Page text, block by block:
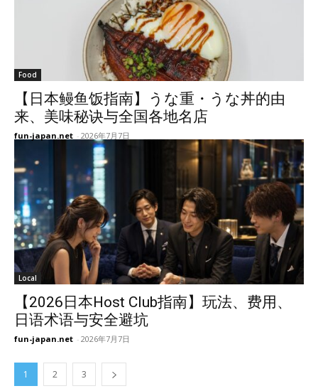
Food
【日本鳗鱼饭指南】うな重・うな丼的由
来、美味秘诀与全国各地名店
fun-japan.net - 2026年7月7日
Local
【2026日本Host Club指南】玩法、费用、
日语术语与安全避坑
fun-japan.net - 2026年7月7日
1 2 3